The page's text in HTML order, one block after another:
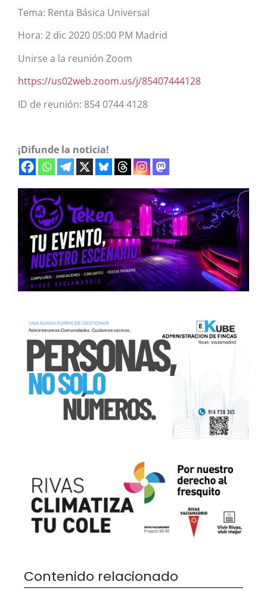
Tema: Renta Básica Universal
Hora: 2 dic 2020 05:00 PM Madrid
Unirse a la reunión Zoom
https://us02web.zoom.us/j/85407444128
ID de reunión: 854 0744 4128
¡Difunde la noticia!
Contenido relacionado